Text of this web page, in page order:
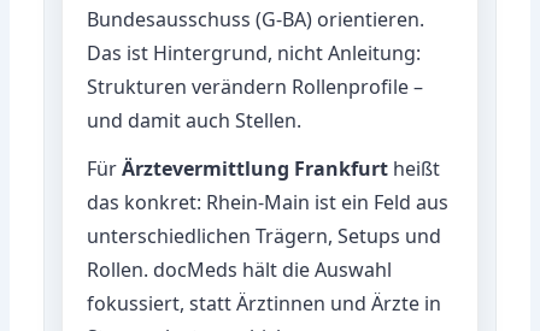
Bundesausschuss (G-BA) orientieren.
Das ist Hintergrund, nicht Anleitung:
Strukturen verändern Rollenprofile –
und damit auch Stellen.
FürÄrztevermittlung Frankfurt heißt
das konkret: Rhein-Main ist ein Feld aus
unterschiedlichen Trägern, Setups und
Rollen. docMeds hält die Auswahl
fokussiert, statt Ärztinnen und Ärzte in